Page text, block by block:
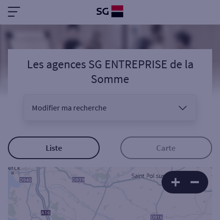
Les agences SG ENTREPRISE de la
Somme
Modifier ma recherche
Sélectionnez votre recherche
Liste Carte